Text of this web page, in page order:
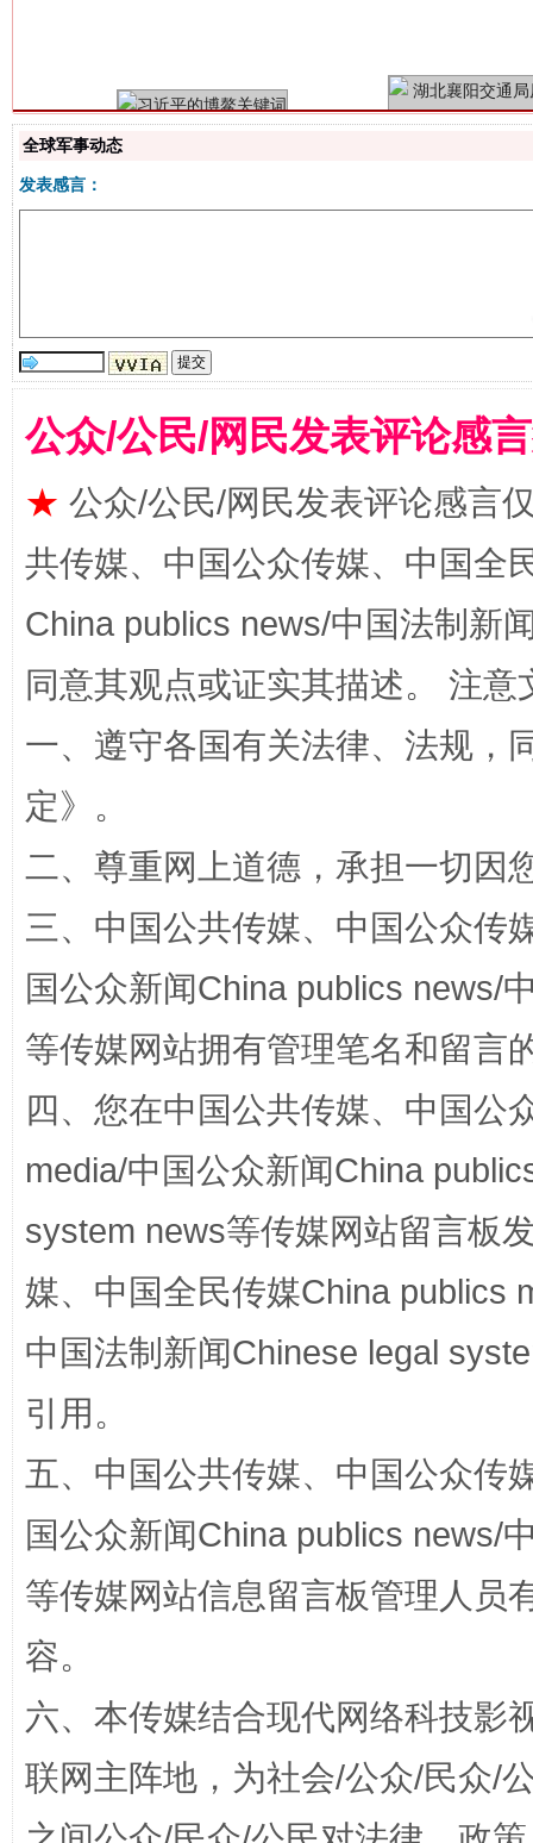
揭批美国五大"原罪" "炒
解纷+调解+退费，一次搞定
站台名比不上好声名
全球军事动态
发表感言：
公众/公民/网民发表评论感
★ 公众/公民/网民发表评论感言
共传媒、中国公众传媒、中国全
China publics news/中国法制新
同意其观点或证实其描述。 注
一、遵守各国有关法律、法规，
定》。
二、尊重网上道德，承担一切因
三、中国公共传媒、中国公众传
国公众新闻China publics news/
等传媒网站拥有管理笔名和留言
四、您在中国公共传媒、中国公
media/中国公众新闻China
system news等传媒网站留言板
媒、中国全民传媒China publics
中国法制新闻Chinese legal
引用。
五、中国公共传媒、中国公众传
国公众新闻China publics news/
等传媒网站信息留言板管理人员
容。
六、本传媒结合现代网络科技影
联网主阵地，为社会/公众/民众/